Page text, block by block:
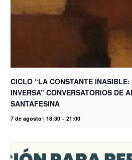
CICLO “LA CONSTANTE INASIBLE:
INVERSA” CONVERSATORIOS DE
SANTAFESINA
7 de agosto | 18:30 - 21:00